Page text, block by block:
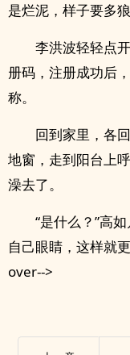
是烂泥，样子要多
李洪波轻轻点
册码，注册成功后
称。
回到家里，各
地窗，走到阳台上
澡去了。
“是什么？”高
自己眼睛，这样就
over-->